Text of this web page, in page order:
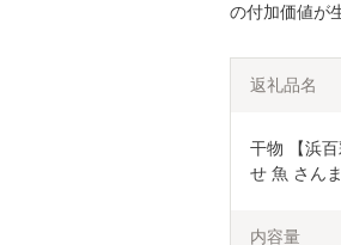
の付加価値が
返礼品名
干物 【浜
せ 魚 さん
内容量